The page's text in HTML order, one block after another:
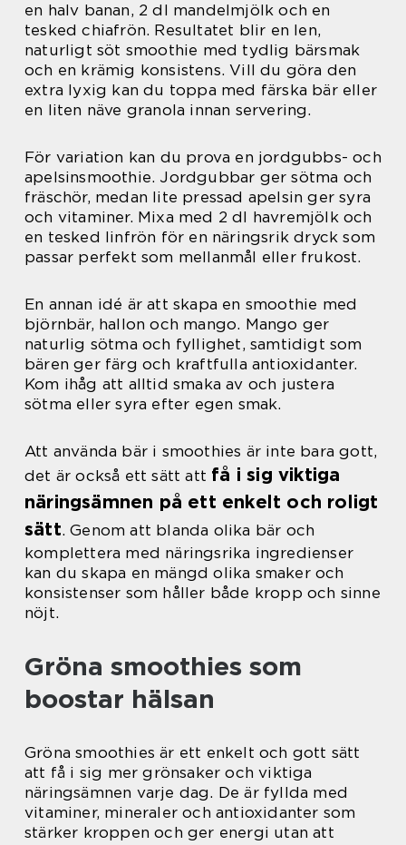
en halv banan, 2 dl mandelmjölk och en
tesked chiafrön. Resultatet blir en len,
naturligt söt smoothie med tydlig bärsmak
och en krämig konsistens. Vill du göra den
extra lyxig kan du toppa med färska bär eller
en liten näve granola innan servering.
För variation kan du prova en jordgubbs- och
apelsinsmoothie. Jordgubbar ger sötma och
fräschör, medan lite pressad apelsin ger syra
och vitaminer. Mixa med 2 dl havremjölk och
en tesked linfrön för en näringsrik dryck som
passar perfekt som mellanmål eller frukost.
En annan idé är att skapa en smoothie med
björnbär, hallon och mango. Mango ger
naturlig sötma och fyllighet, samtidigt som
bären ger färg och kraftfulla antioxidanter.
Kom ihåg att alltid smaka av och justera
sötma eller syra efter egen smak.
Att använda bär i smoothies är inte bara gott,
det är också ett sätt att få i sig viktiga
näringsämnen på ett enkelt och roligt
sätt. Genom att blanda olika bär och
komplettera med näringsrika ingredienser
kan du skapa en mängd olika smaker och
konsistenser som håller både kropp och sinne
nöjt.
Gröna smoothies som
boostar hälsan
Gröna smoothies är ett enkelt och gott sätt
att få i sig mer grönsaker och viktiga
näringsämnen varje dag. De är fyllda med
vitaminer, mineraler och antioxidanter som
stärker kroppen och ger energi utan att